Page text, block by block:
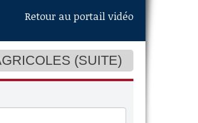
Retour au portail vidéo
(SUITE)